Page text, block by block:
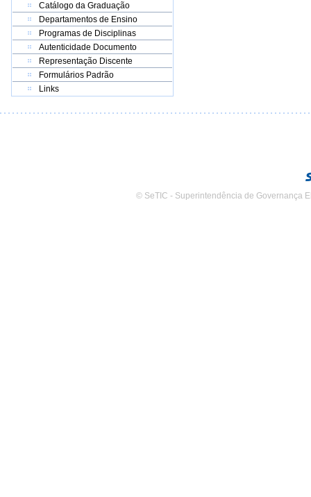
Catálogo da Graduação
Departamentos de Ensino
Programas de Disciplinas
Autenticidade Documento
Representação Discente
Formulários Padrão
Links
© SeTIC - Superintendência de Governança